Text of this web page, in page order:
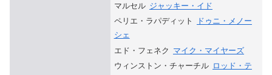
マルセル ジャッキー・イド
ペリエ・ラパディット
ドゥニ・メノー
シェ
エド・フェネク マイク・マイヤーズ
ウィンストン・チャーチル ロッド・テ